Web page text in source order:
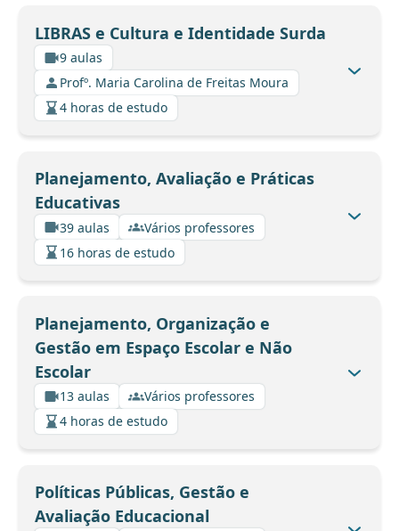
LIBRAS e Cultura e Identidade Surda
9 aulas
Profº. Maria Carolina de Freitas Moura
4 horas de estudo
Planejamento, Avaliação e Práticas
Educativas
39 aulas
Vários professores
16 horas de estudo
Planejamento, Organização e
Gestão em Espaço Escolar e Não
Escolar
13 aulas
Vários professores
4 horas de estudo
Políticas Públicas, Gestão e
Avaliação Educacional